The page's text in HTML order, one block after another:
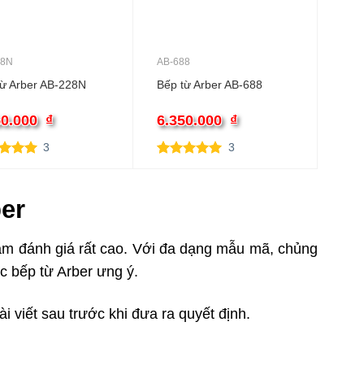
Arber AB-228N
₫
3
AB-688
Bếp từ Arber AB-688
6.350.000 ₫
3
đánh giá rất cao. Với đa dạng mẫu mã, chủng
bếp từ Arber ưng ý.
viết sau trước khi đưa ra quyết định.